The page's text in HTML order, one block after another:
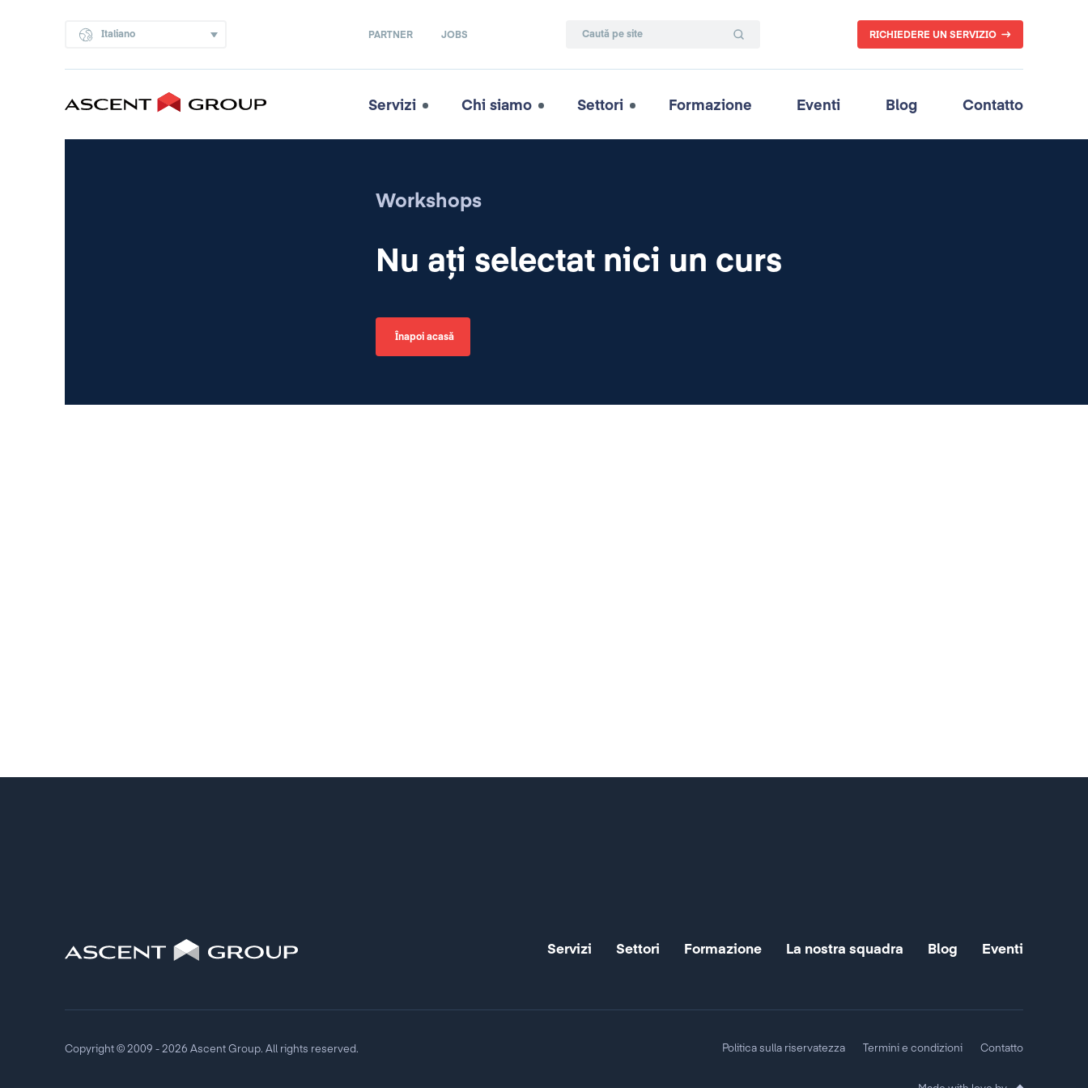
Italiano PARTNER JOBS RICHIEDERE UN SERVIZIO
Servizi Chi siamo Settori Formazione Eventi Blog Contatto
Workshops
Nu ați selectat nici un curs
Înapoi acasă
Servizi Settori Formazione La nostra squadra Blog Eventi
Copyright © 2009 - 2026 Ascent Group. All rights reserved. Politica sulla riservatezza Termini e condizioni Contatto